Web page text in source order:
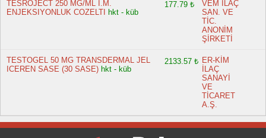
TESROJECT 250 MG/ML I.M.
ENJEKSIYONLUK COZELTI
hkt - küb
177.79 ₺
VEM İLAÇ
SAN. VE
TİC.
ANONİM
ŞİRKETİ
TESTOGEL 50 MG TRANSDERMAL JEL
ICEREN SASE (30 SASE) hkt - küb
2133.57 ₺ ER-KİM
İLAÇ
SANAYİ
VE
TİCARET
A.Ş.